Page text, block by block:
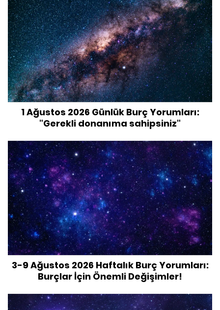
1 Ağustos 2026 Günlük Burç Yorumları:
"Gerekli donanıma sahipsiniz"
3-9 Ağustos 2026 Haftalık Burç Yorumları:
Burçlar İçin Önemli Değişimler!